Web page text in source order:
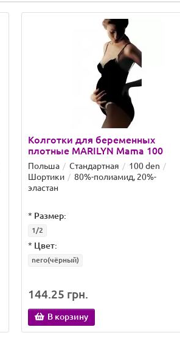
Колготки для беременных
плотные MARILYN Mama 100
Польша Стандартная
100 den
Шортики
80%-полиамид, 20%-
эластан
* Размер:
1/2
* Цвет:
nero(чёрный)
144.25 грн.
В корзину